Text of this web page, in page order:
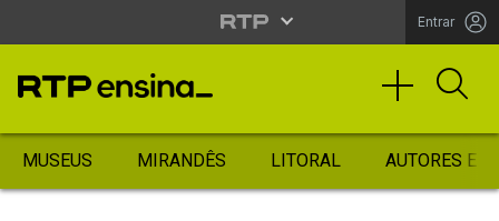
Entrar
MUSEUS MIRANDÊS LITORAL AUTORES